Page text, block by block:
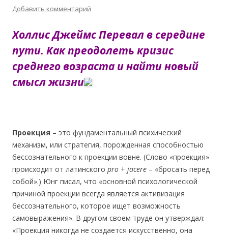
Добавить комментарий
Холлис ДжеймсПеревал в середине
пути. Как преодолеть кризис
среднего возраста и найти новый
смысл жизни
Проекция – это фундаментальный психический
механизм, или стратегия, порожденная способностью
бессознательного к проекции вовне. (Слово «проекция»
происходит от латинского pro + jacere – «бросать перед
собой».) Юнг писал, что «основной психологической
причиной проекции всегда является активизация
бессознательного, которое ищет возможность
самовыражения». В другом своем труде он утверждал:
«Проекция никогда не создается искусственно, она